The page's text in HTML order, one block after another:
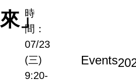
來」
Events
時
間：
07/23
(三)
9:20-